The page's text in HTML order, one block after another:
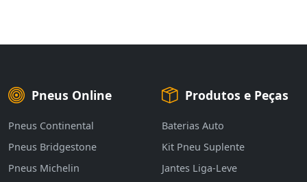
Pneus Online
Pneus Continental
Pneus Bridgestone
Pneus Michelin
Produtos e Peças
Baterias Auto
Kit Pneu Suplente
Jantes Liga-Leve